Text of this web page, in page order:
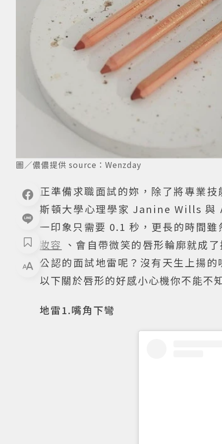
圖／儂儂提供 source：Wenzday
正準備求職面試的妳，除了將專業
斯頓大學心理學家 Janine Wills 與
一印象只需要 0.1 秒，更長的時間
妝容 、會自帶微笑的唇形輪廓就成
公認的面試地雷呢？沒有天生上揚
以下關於唇形的好感小心機你不能不
地雷1.嘴角下彎